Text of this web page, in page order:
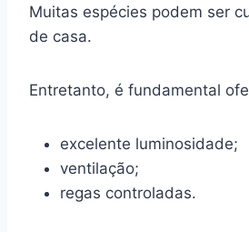
Muitas espécies podem ser
de casa.
Entretanto, é fundamental
excelente luminosidade;
ventilação;
regas controladas.